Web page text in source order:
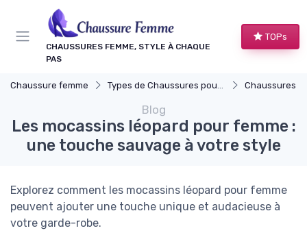
CHAUSSURES FEMME, STYLE À CHAQUE
PAS
TOPs
Chaussure femme Types de Chaussures pour Femmes Chaussures
Blog
Les mocassins léopard pour femme :
une touche sauvage à votre style
Explorez comment les mocassins léopard pour femme
peuvent ajouter une touche unique et audacieuse à
votre garde-robe.
Panneau de gestion des cookies